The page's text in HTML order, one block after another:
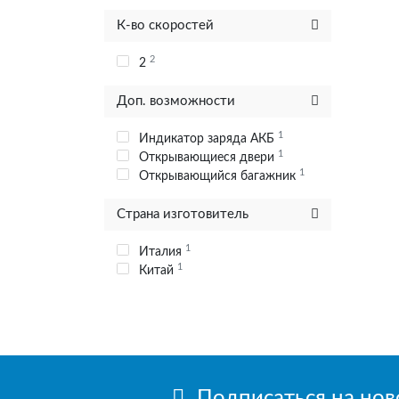
К-во скоростей
2 2
Доп. возможности
Индикатор заряда АКБ 1
Открывающиеся двери 1
Открывающийся багажник 1
Страна изготовитель
Италия 1
Китай 1